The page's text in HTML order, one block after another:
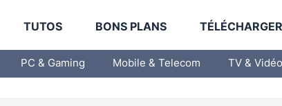
TUTOS BONS PLANS
PC & Gaming Mobile & Telecom TV & Vidéo